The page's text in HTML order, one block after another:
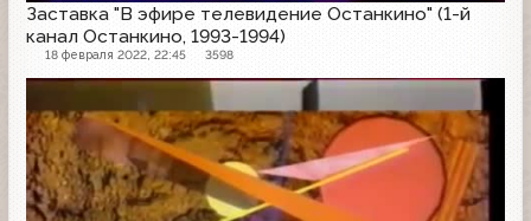
Заставка "В эфире телевидение Останкино" (1-й
канал Останкино, 1993-1994)
18 февраля 2022, 22:45 3598